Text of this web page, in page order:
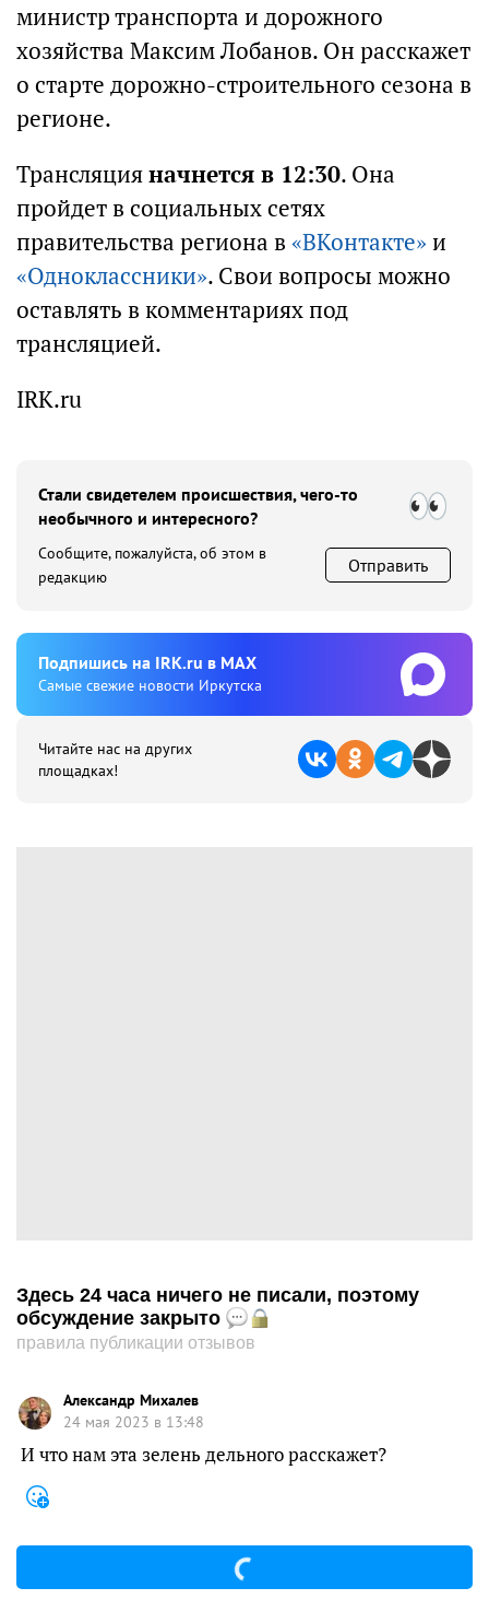
министр транспорта и дорожного
хозяйства Максим Лобанов. Он расскажет
о старте дорожно-строительного сезона в
регионе.
Трансляцияначнется в 12:30. Она
пройдет в социальных сетях
правительства региона в «ВКонтакте»и
«Одноклассники». Свои вопросы можно
оставлять в комментариях под
трансляцией.
IRK.ru
Стали свидетелем происшествия, чего-то
необычного и интересного?
Сообщите, пожалуйста, об этом в
редакцию
Отправить
Подпишиcь на IRK.ru в MAX
Cамые свежие новости Иркутска
Читайте нас на других
площадках!
Здесь 24 часа ничего не писали, поэтому
обсуждение закрыто
правила публикации отзывов
Александр Михалев
24 мая 2023 в 13:48
И что нам эта зелень дельного расскажет?